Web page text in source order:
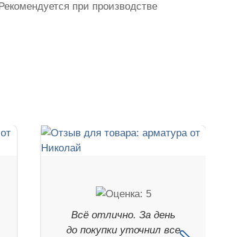
при производстве
Всё отлично. За день
до покупки уточнил все